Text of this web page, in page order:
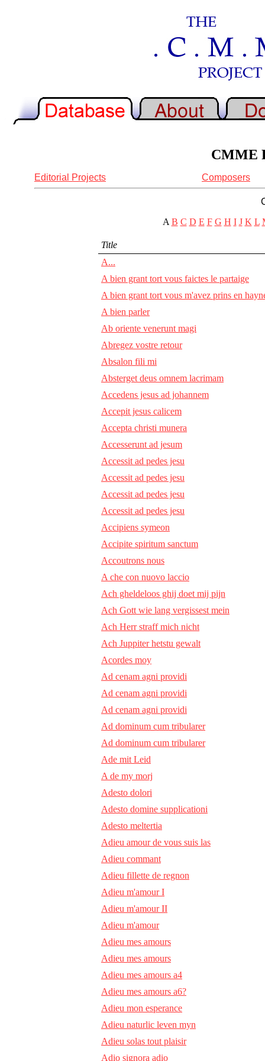
CMME
Editorial Projects Composers
AB C D E F G H I J K L
Title
A...
A bien grant tort vous faictes le partaige
A bien grant tort vous m'avez prins en
A bien parler
Ab oriente venerunt magi
Abregez vostre retour
Absalon fili mi
Absterget deus omnem lacrimam
Accedens jesus ad johannem
Accepit jesus calicem
Accepta christi munera
Accesserunt ad jesum
Accessit ad pedes jesu
Accessit ad pedes jesu
Accessit ad pedes jesu
Accessit ad pedes jesu
Accipiens symeon
Accipite spiritum sanctum
Accoutrons nous
A che con nuovo laccio
Ach gheldeloos ghij doet mij pijn
Ach Gott wie lang vergissest mein
Ach Herr straff mich nicht
Ach Juppiter hetstu gewalt
Acordes moy
Ad cenam agni providi
Ad cenam agni providi
Ad cenam agni providi
Ad dominum cum tribularer
Ad dominum cum tribularer
Ade mit Leid
A de my morj
Adesto dolori
Adesto domine supplicationi
Adesto meltertia
Adieu amour de vous suis las
Adieu commant
Adieu fillette de regnon
Adieu m'amour I
Adieu m'amour II
Adieu m'amour
Adieu mes amours
Adieu mes amours
Adieu mes amours a4
Adieu mes amours a6?
Adieu mon esperance
Adieu naturlic leven myn
Adieu solas tout plaisir
Adio signora adio